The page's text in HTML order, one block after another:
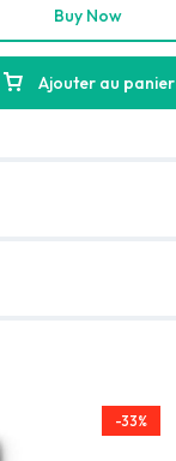
Ajouter au panier
Buy Now
-33%